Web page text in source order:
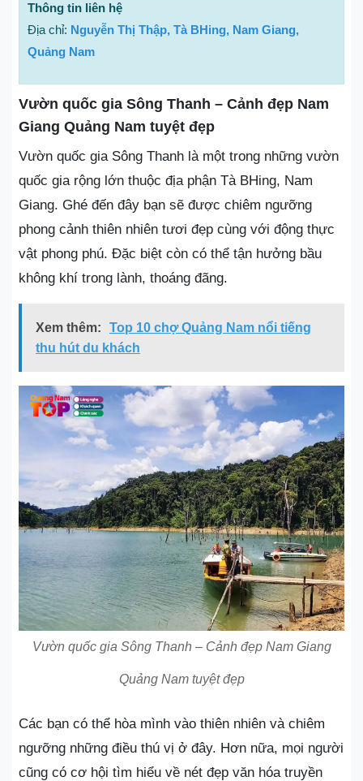
Thông tin liên hệ
Địa chỉ: Nguyễn Thị Thập, Tà BHing, Nam Giang,
Quảng Nam
Vườn quốc gia Sông Thanh – Cảnh đẹp Nam
Giang Quảng Nam tuyệt đẹp
Vườn quốc gia Sông Thanh là một trong những vườn
quốc gia rộng lớn thuộc địa phận Tà BHing, Nam
Giang. Ghé đến đây bạn sẽ được chiêm ngưỡng
phong cảnh thiên nhiên tươi đẹp cùng với động thực
vật phong phú. Đặc biệt còn có thể tận hưởng bầu
không khí trong lành, thoáng đãng.
Xem thêm:
Top 10 chợ Quảng Nam nổi tiếng
thu hút du khách
Vườn quốc gia Sông Thanh – Cảnh đẹp Nam Giang
Quảng Nam tuyệt đẹp
Các bạn có thể hòa mình vào thiên nhiên và chiêm
ngưỡng những điều thú vị ở đây. Hơn nữa, mọi người
cũng có cơ hội tìm hiểu về nét đẹp văn hóa truyền